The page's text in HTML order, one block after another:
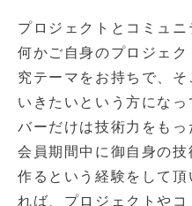
プロジェクトとコミュニ
何かご自身のプロジェ
究テーマをお持ちで、
いきたいという方にな
バーだけは技術力をもっ
会員期間中に御自身の
作るという経験をして
れば、プロジェクトや